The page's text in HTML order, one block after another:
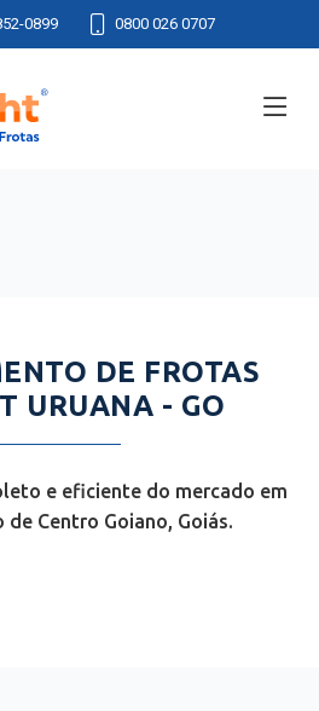
0899 0800 026 0707
DE FROTAS
URUANA - GO
e eficiente do mercado em
de Centro Goiano, Goiás.